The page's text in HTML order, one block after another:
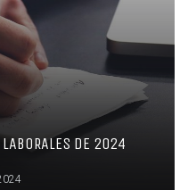
DE 2024